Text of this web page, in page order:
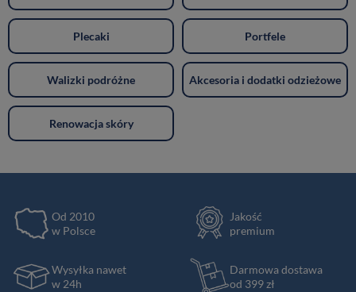
Plecaki Portfele
Walizki podróżne Akcesoria i dodatki odzieżowe
Renowacja skóry
Od 2010
w Polsce
Jakość
premium
Wysyłka nawet
w 24h
Darmowa dostawa
od 399 zł